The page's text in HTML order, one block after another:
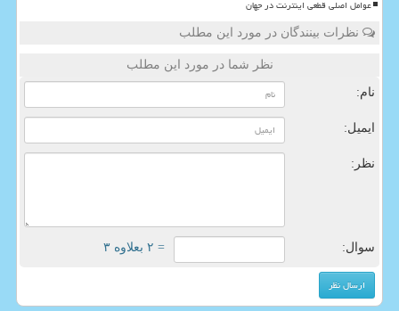
عوامل اصلی قطعی اینترنت در جهان
نظرات بینندگان در مورد این مطلب
نظر شما در مورد این مطلب
نام:
ایمیل:
نظر:
سوال: = ۲ بعلاوه ۳